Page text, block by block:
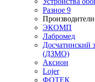
Разное 9
Производители
ЭКОМП
Лабромед
Досчатинский
(ДЗМО)
Аксион
Lojer
ФОТЕК